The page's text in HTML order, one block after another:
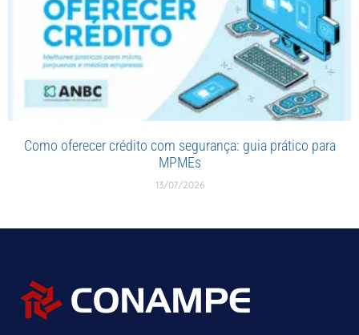
Como oferecer crédito com segurança: guia prático para
MPMEs
13/07/2026